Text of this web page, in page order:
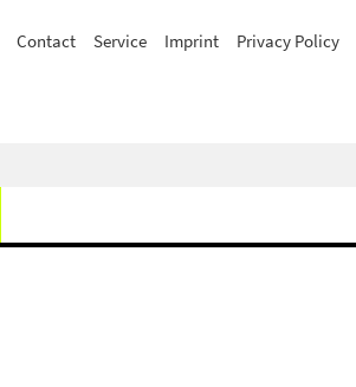
Contact Service Imprint Privacy Policy